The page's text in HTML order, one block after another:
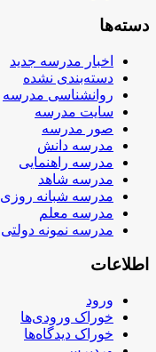
دسته‌ها
اخبار مدرسه جدید
دسته‌بندی نشده
روانشناسی مدرسه
سایت مدرسه
صور مدرسه
مدرسه دانش
مدرسه راهنمایی
مدرسه شاهد
مدرسه شبانه روزی
مدرسه معلم
مدرسه نمونه دولتی
اطلاعات
ورود
خوراک ورودی‌ها
خوراک دیدگاه‌ها